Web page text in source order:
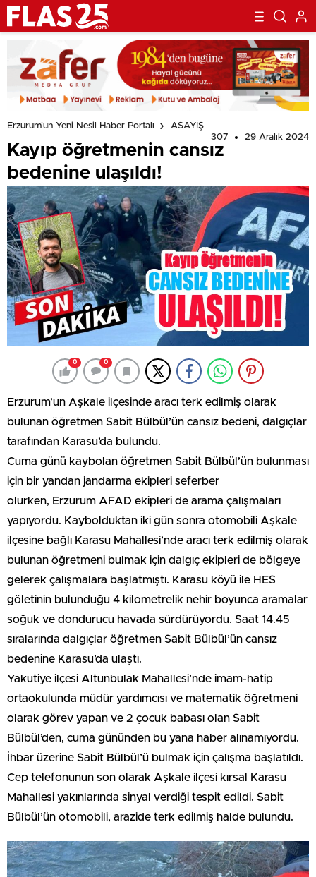
Erzurum'un Yeni Nesil Haber Portalı
ASAYİŞ
307
29 Aralık 2024
Kayıp öğretmenin cansız
bedenine ulaşıldı!
0 0
Erzurum’un Aşkale ilçesinde aracı terk edilmiş olarak
bulunan öğretmen Sabit Bülbül’ün cansız bedeni, dalgıçlar
tarafından Karasu’da bulundu.
Cuma günü kaybolan öğretmen Sabit Bülbül’ün bulunması
için bir yandan jandarma ekipleri seferber
olurken, Erzurum AFAD ekipleri de arama çalışmaları
yapıyordu. Kaybolduktan iki gün sonra otomobili Aşkale
ilçesine bağlı Karasu Mahallesi’nde aracı terk edilmiş olarak
bulunan öğretmeni bulmak için dalgıç ekipleri de bölgeye
gelerek çalışmalara başlatmıştı. Karasu köyü ile HES
göletinin bulunduğu 4 kilometrelik nehir boyunca aramalar
soğuk ve dondurucu havada sürdürüyordu. Saat 14.45
sıralarında dalgıçlar öğretmen Sabit Bülbül’ün cansız
bedenine Karasu’da ulaştı.
Yakutiye ilçesi Altunbulak Mahallesi’nde imam-hatip
ortaokulunda müdür yardımcısı ve matematik öğretmeni
olarak görev yapan ve 2 çocuk babası olan Sabit
Bülbül’den, cuma gününden bu yana haber alınamıyordu.
İhbar üzerine Sabit Bülbül’ü bulmak için çalışma başlatıldı.
Cep telefonunun son olarak Aşkale ilçesi kırsal Karasu
Mahallesi yakınlarında sinyal verdiği tespit edildi. Sabit
Bülbül’ün otomobili, arazide terk edilmiş halde bulundu.